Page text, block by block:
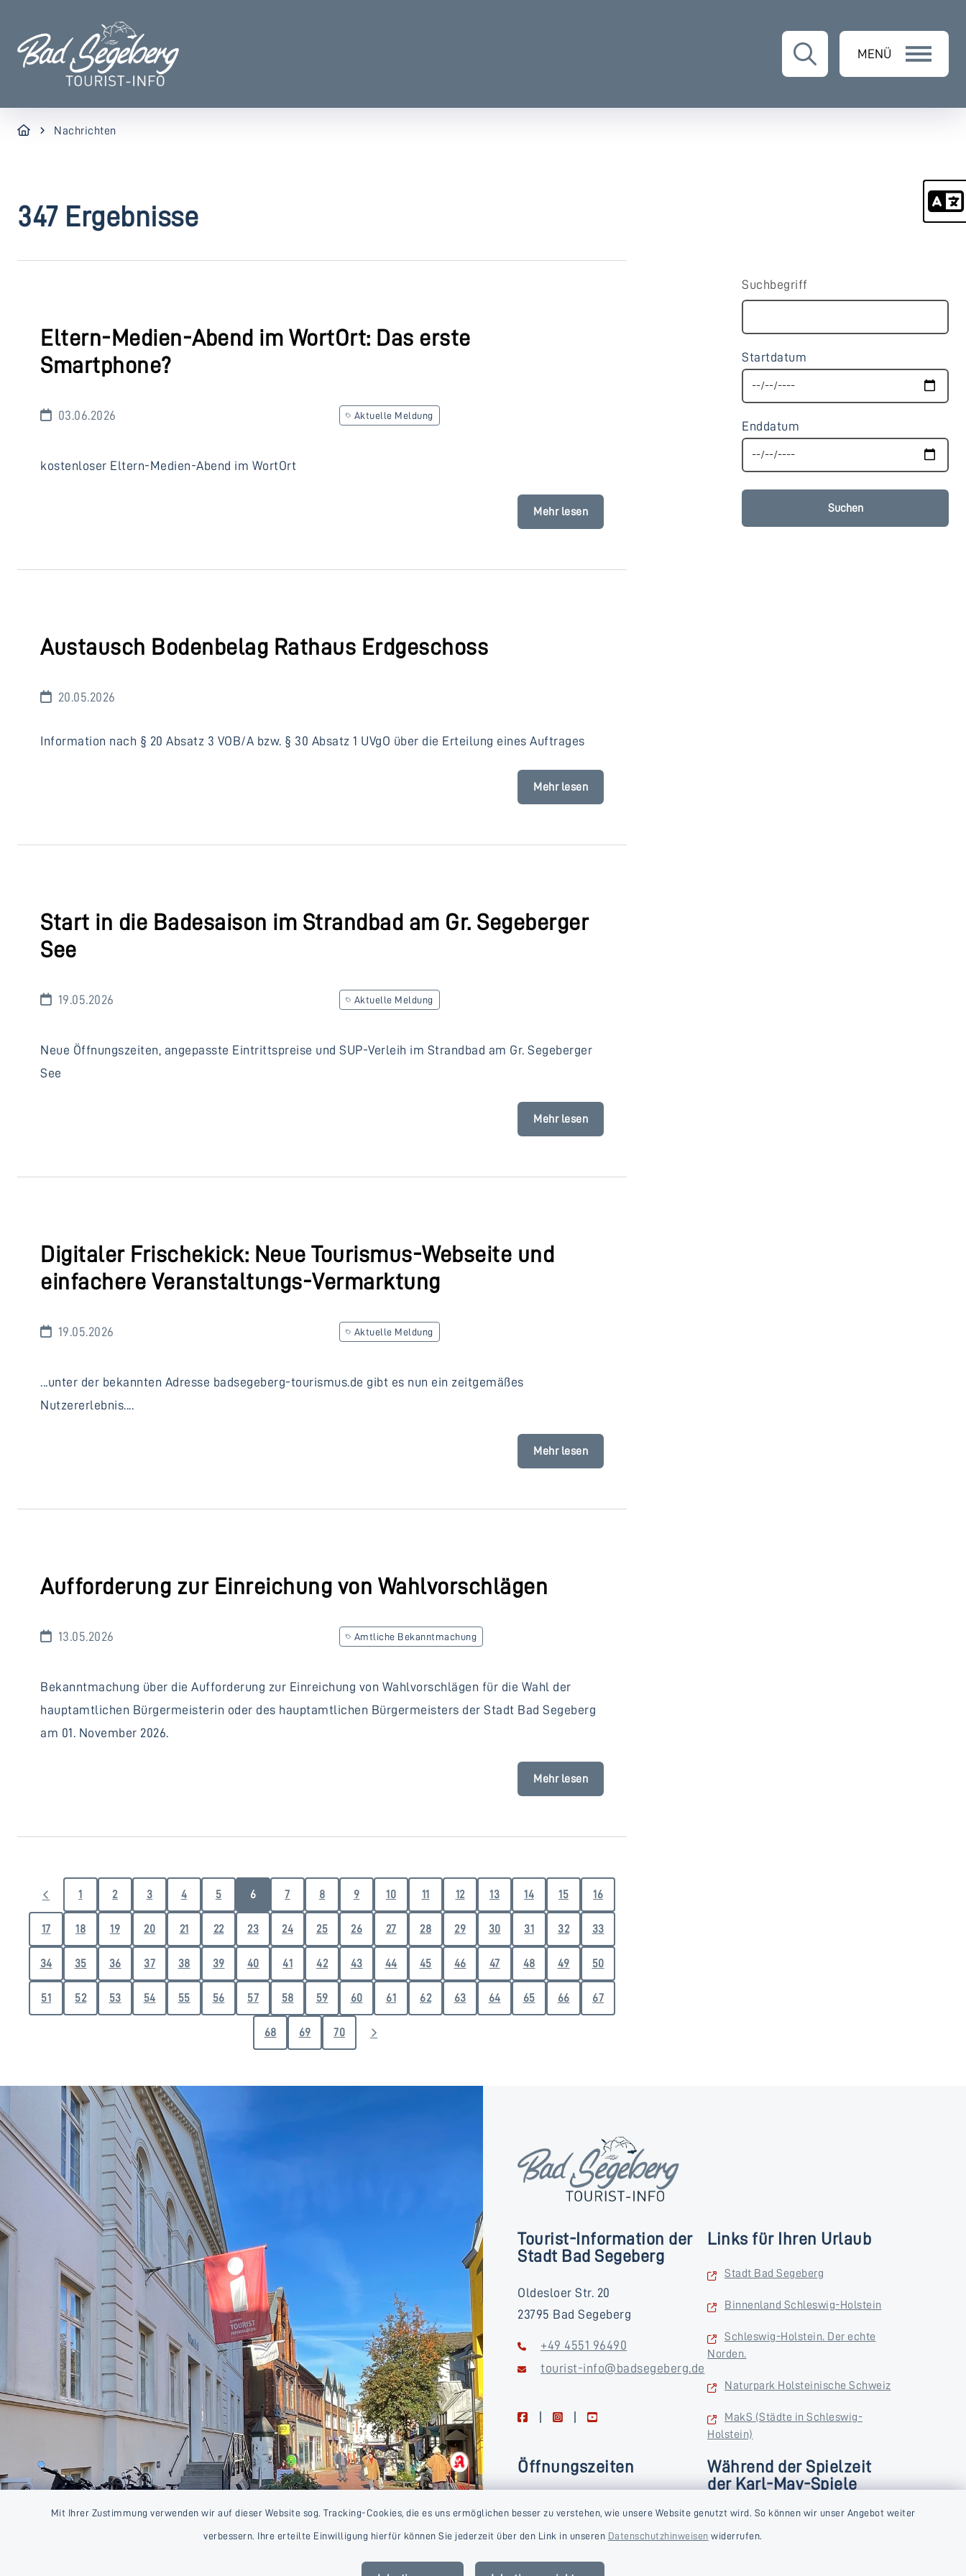
Mit Ihrer Zustimmung verwenden wir auf dieser Website sog. Tracking-Cookies, die es uns ermöglichen besser zu verstehen, wie unsere Website genutzt wird. So können wir unser Angebot weiter
verbessern. Ihre erteilte Einwilligung hierfür können Sie jederzeit über den Link in unseren Datenschutzhinweisen widerrufen.
MENÜ
Nachrichten
347 Ergebnisse
Eltern-Medien-Abend im WortOrt: Das erste
Smartphone?
03.06.2026 Aktuelle Meldung
kostenloser Eltern-Medien-Abend im WortOrt
Mehr lesen
Austausch Bodenbelag Rathaus Erdgeschoss
20.05.2026
Information nach § 20 Absatz 3 VOB/A bzw. § 30 Absatz 1 UVgO über die Erteilung eines Auftrages
Mehr lesen
Start in die Badesaison im Strandbad am Gr. Segeberger
See
19.05.2026 Aktuelle Meldung
Neue Öffnungszeiten, angepasste Eintrittspreise und SUP-Verleih im Strandbad am Gr. Segeberger
See
Mehr lesen
Digitaler Frischekick: Neue Tourismus-Webseite und
einfachere Veranstaltungs-Vermarktung
19.05.2026 Aktuelle Meldung
...unter der bekannten Adresse badsegeberg-tourismus.de gibt es nun ein zeitgemäßes
Nutzererlebnis....
Mehr lesen
Aufforderung zur Einreichung von Wahlvorschlägen
13.05.2026 Amtliche Bekanntmachung
Bekanntmachung über die Aufforderung zur Einreichung von Wahlvorschlägen für die Wahl der
hauptamtlichen Bürgermeisterin oder des hauptamtlichen Bürgermeisters der Stadt Bad Segeberg
am 01. November 2026.
Mehr lesen
1 2 3 4 5 6 7 8 9 10 11 12 13 14 15 16
17 18 19 20 21 22 23 24 25 26 27 28 29 30 31 32 33
34 35 36 37 38 39 40 41 42 43 44 45 46 47 48 49 50
51 52 53 54 55 56 57 58 59 60 61 62 63 64 65 66 67
68 69 70
Suchbegriff
Startdatum
Enddatum
Tourist-Information der
Stadt Bad Segeberg
Oldesloer Str. 20
23795 Bad Segeberg
+49 4551 96490
tourist-info@badsegeberg.de
facebookinstagramyoutube
Links für Ihren Urlaub
Stadt Bad Segeberg
Binnenland Schleswig-Holstein
Schleswig-Holstein. Der echte
Norden.
Naturpark Holsteinische Schweiz
MakS (Städte in Schleswig-
Holstein)
Öffnungszeiten
Freitag
09:00-16:00 Uhr
Während der Spielzeit
der Karl-May-Spiele
Donnerstag und Freitag